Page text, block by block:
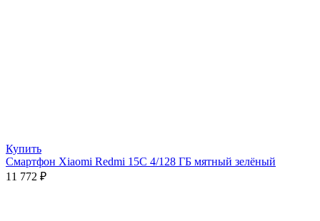
Купить
Смартфон Xiaomi Redmi 15C 4/128 ГБ мятный зелёный
11 772 ₽